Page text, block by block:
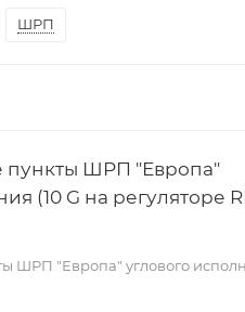
ШРП
пункты ШРП "Европа"
(10 G на регуляторе
ШРП "Европа" углового